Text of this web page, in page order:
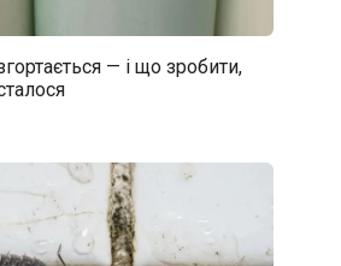
— і що зробити,